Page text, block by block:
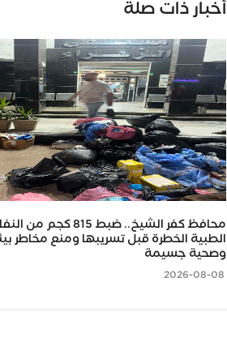
أخبار ذات صلة
محافظ كفر الشيخ.. ضبط 815 كجم من
الطبية الخطرة قبل تسريبها ومنع مخاطر
وصحية جسيمة